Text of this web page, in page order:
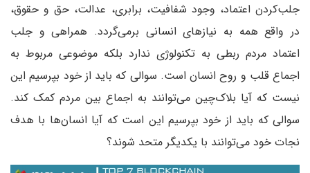
جلب‌کردن اعتماد، وجود شفافیت، برابری، عدالت، حق و حقوق،
در واقع همه به نیازهای انسانی برمی‌گردد. همراهی و جلب
اعتماد مردم ربطی به تکنولوژی ندارد بلکه موضوعی مربوط به
اجماع قلب و روح انسان است. سوالی که باید از خود بپرسیم این
نیست که آیا بلاک‌چین‌ می‌توانند به اجماع بین مردم کمک کند.
سوالی که باید از خود بپرسیم این است که آیا انسان‌ها با هدف
نجات خود می‌توانند با یکدیگر متحد شوند؟